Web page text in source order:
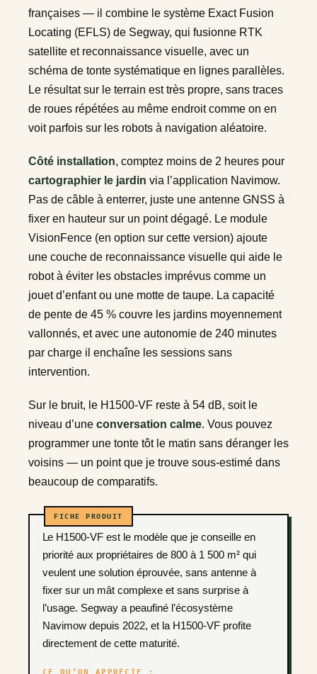
françaises — il combine le système Exact Fusion
Locating (EFLS) de Segway, qui fusionne RTK
satellite et reconnaissance visuelle, avec un
schéma de tonte systématique en lignes parallèles.
Le résultat sur le terrain est très propre, sans traces
de roues répétées au même endroit comme on en
voit parfois sur les robots à navigation aléatoire.
Côté installation, comptez moins de 2 heures pour
cartographier le jardin via l’application Navimow.
Pas de câble à enterrer, juste une antenne GNSS à
fixer en hauteur sur un point dégagé. Le module
VisionFence (en option sur cette version) ajoute
une couche de reconnaissance visuelle qui aide le
robot à éviter les obstacles imprévus comme un
jouet d’enfant ou une motte de taupe. La capacité
de pente de 45 % couvre les jardins moyennement
vallonnés, et avec une autonomie de 240 minutes
par charge il enchaîne les sessions sans
intervention.
Sur le bruit, le H1500-VF reste à 54 dB, soit le
niveau d’une conversation calme. Vous pouvez
programmer une tonte tôt le matin sans déranger les
voisins — un point que je trouve sous-estimé dans
beaucoup de comparatifs.
Le H1500-VF est le modèle que je conseille en
priorité aux propriétaires de 800 à 1 500 m² qui
veulent une solution éprouvée, sans antenne à
fixer sur un mât complexe et sans surprise à
l’usage. Segway a peaufiné l’écosystème
Navimow depuis 2022, et la H1500-VF profite
directement de cette maturité.